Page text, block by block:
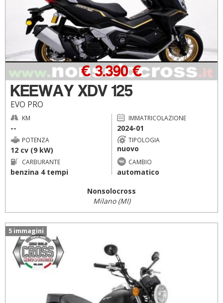
KEEWAY XDV 125
EVO PRO
€ 3.390 €
KM
--
IMMATRICOLAZIONE
2024-01
POTENZA
12 cv (9 kW)
TIPOLOGIA
nuovo
CARBURANTE
benzina 4 tempi
CAMBIO
automatico
Nonsolocross
Milano (MI)
5 immagini